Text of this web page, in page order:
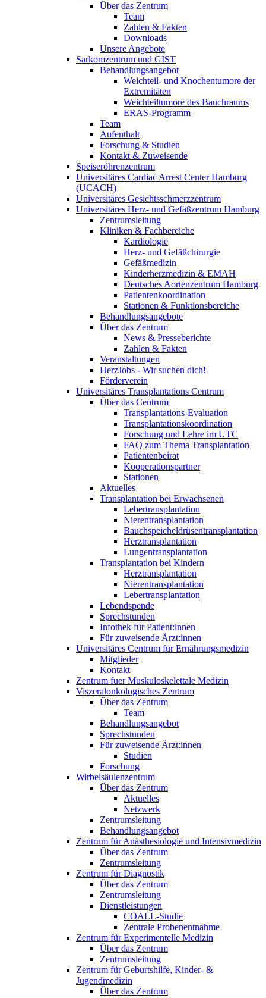
Über das Zentrum
Team
Zahlen & Fakten
Downloads
Unsere Angebote
Sarkomzentrum und GIST
Behandlungsangebot
Weichteil- und Knochentumore der
Extremitäten
Weichteiltumore des Bauchraums
ERAS-Programm
Team
Aufenthalt
Forschung & Studien
Kontakt & Zuweisende
Speiseröhrenzentrum
Universitäres Cardiac Arrest Center Hamburg
(UCACH)
Universitäres Gesichtsschmerzzentrum
Universitäres Herz- und Gefäßzentrum Hamburg
Zentrumsleitung
Kliniken & Fachbereiche
Kardiologie
Herz- und Gefäßchirurgie
Gefäßmedizin
Kinderherzmedizin & EMAH
Deutsches Aortenzentrum Hamburg
Patientenkoordination
Stationen & Funktionsbereiche
Behandlungsangebote
Über das Zentrum
News & Presseberichte
Zahlen & Fakten
Veranstaltungen
HerzJobs - Wir suchen dich!
Förderverein
Universitäres Transplantations Centrum
Über das Centrum
Transplantations-Evaluation
Transplantationskoordination
Forschung und Lehre im UTC
FAQ zum Thema Transplantation
Patientenbeirat
Kooperationspartner
Stationen
Aktuelles
Transplantation bei Erwachsenen
Lebertransplantation
Nierentransplantation
Bauchspeicheldrüsentransplantation
Herztransplantation
Lungentransplantation
Transplantation bei Kindern
Herztransplantation
Nierentransplantation
Lebertransplantation
Lebendspende
Sprechstunden
Infothek für Patient:innen
Für zuweisende Ärzt:innen
Universitäres Centrum für Ernährungsmedizin
Mitglieder
Kontakt
Zentrum fuer Muskuloskelettale Medizin
Viszeral­onkologisches Zentrum
Über das Zentrum
Team
Behandlungsangebot
Sprechstunden
Für zuweisende Ärzt:innen
Studien
Forschung
Wirbelsäulenzentrum
Über das Zentrum
Aktuelles
Netzwerk
Zentrumsleitung
Behandlungsangebot
Zentrum für Anästhesiologie und Intensivmedizin
Über das Zentrum
Zentrumsleitung
Zentrum für Diagnostik
Über das Zentrum
Zentrumsleitung
Dienstleistungen
COALL-Studie
Zentrale Probenentnahme
Zentrum für Experimentelle Medizin
Über das Zentrum
Zentrumsleitung
Zentrum für Geburtshilfe, Kinder- &
Jugendmedizin
Über das Zentrum